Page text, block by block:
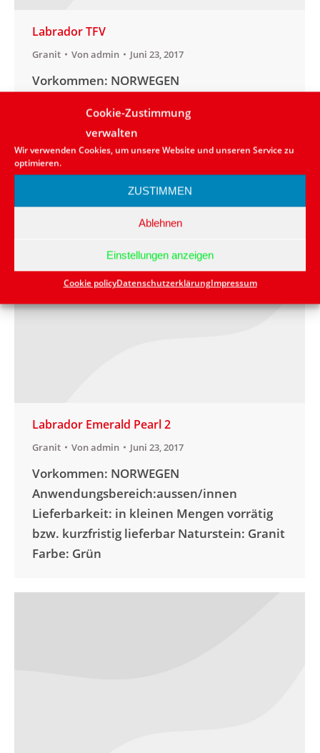
Cookie-Zustimmung
verwalten
Wir verwenden Cookies, um unsere Website und unseren Service zu
optimieren.
ZUSTIMMEN
Ablehnen
Einstellungen anzeigen
Cookie policyDatenschutzerklärungImpressum
Labrador TFV
Granit Vonadmin Juni 23, 2017
Vorkommen: NORWEGEN
Lieferbarkeit: in kleinen Mengen vorrätig
bzw. kurzfristig lieferbar Naturstein: Granit
Farbe: Blau
Labrador Emerald Pearl 2
Granit Vonadmin Juni 23, 2017
Vorkommen: NORWEGEN
Anwendungsbereich:aussen/innen
Lieferbarkeit: in kleinen Mengen vorrätig
bzw. kurzfristig lieferbar Naturstein: Granit
Farbe: Grün